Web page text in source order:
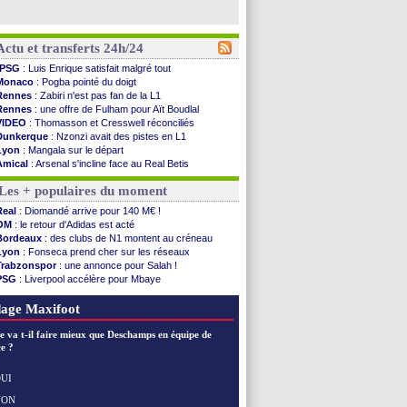
et transferts 24h/24
PSG : Luis Enrique satisfait malgré tout
: Pogba pointé du doigt
: Zabiri n'est pas fan de la L1
: une offre de Fulham pour Aït Boudlal
: Thomasson et Cresswell réconciliés
: Nzonzi avait des pistes en L1
: Mangala sur le départ
: Arsenal s'incline face au Real Betis
: lourde défaite pour le PSG
City: Maresca flou pour Reijnders
: Fenerbahçe prend une belle option
Diriyah: Mbemba arrive libre (officiel)
: le plan d'Alvarez à son retour
: premier succès pour Brest
: le joli but de Greenwood avec le Fener !
2030: une promesse d'Infantino au Maroc ...
: la compo pour le premier match amical
: une nouvelle offre pour Vinicius
: Cabral a prolongé (officiel)
+ populaires du moment
: Diomandé arrive pour 140 M€ !
: le retour d'Adidas est acté
: des clubs de N1 montent au créneau
: Fonseca prend cher sur les réseaux
: une annonce pour Salah !
: Liverpool accélère pour Mbaye
: 3 joueurs écartés du groupe pro
Maxifoot
va t-il faire mieux que Deschamps en équipe de
?